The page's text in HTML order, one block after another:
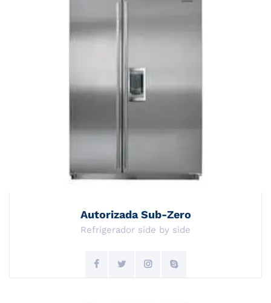
Autorizada Sub-Zero
Refrigerador side by side